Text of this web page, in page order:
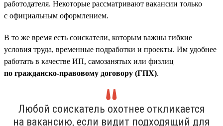
работодателя. Некоторые рассматривают вакансии только
с официальным оформлением.
В то же время есть соискатели, которым важны гибкие
условия труда, временные подработки и проекты. Им удобнее
работать в качестве ИП, самозанятых или физлиц
по гражданско-правовому договору (ГПХ).
Любой соискатель охотнее откликается
на вакансию, если видит подходящий для